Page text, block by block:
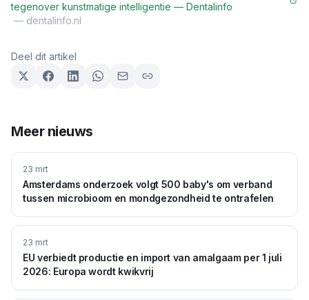
tegenover kunstmatige intelligentie — Dentalinfo
— dentalinfo.nl
Deel dit artikel
Meer nieuws
23 mrt
Amsterdams onderzoek volgt 500 baby's om verband
tussen microbioom en mondgezondheid te ontrafelen
23 mrt
EU verbiedt productie en import van amalgaam per 1 juli
2026: Europa wordt kwikvrij